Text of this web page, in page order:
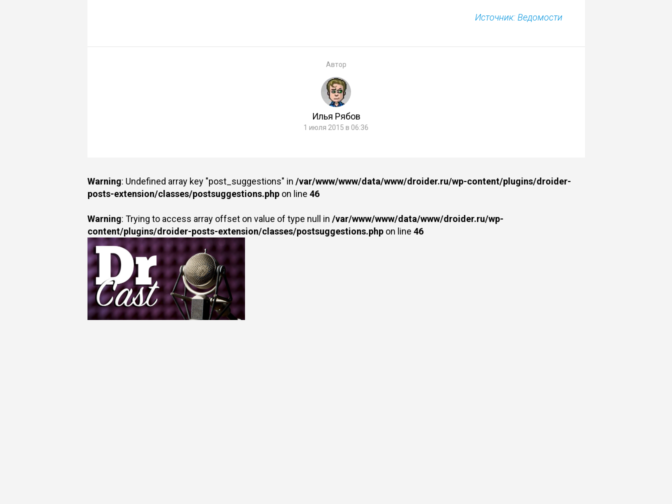
Источник: Ведомости
Автор
Илья Рябов
1 июля 2015 в 06:36
Warning: Undefined array key "post_suggestions" in /var/www/www/data/www/droider.ru/wp-content/plugins/droider-
posts-extension/classes/postsuggestions.phpon line 46
Warning: Trying to access array offset on value of type null in /var/www/www/data/www/droider.ru/wp-
content/plugins/droider-posts-extension/classes/postsuggestions.phpon line 46